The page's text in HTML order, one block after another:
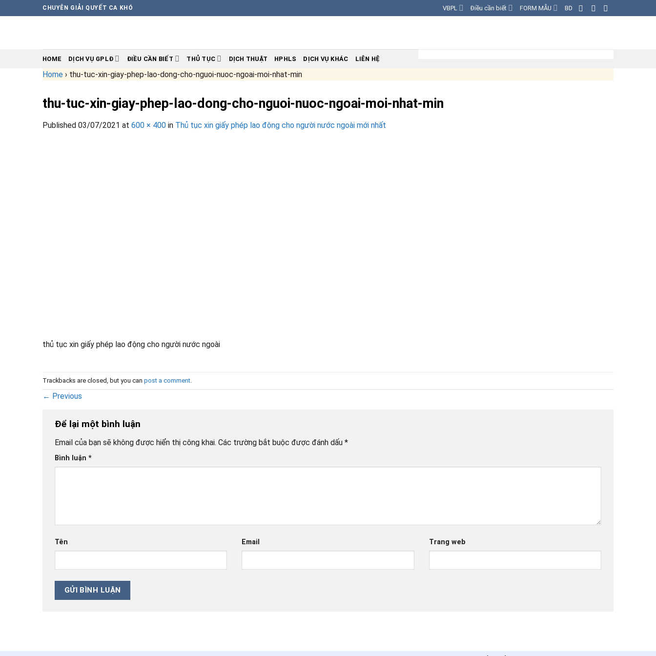
to
CHUYÊN GIẢI QUYẾT CA KHÓ VBPL Điều cần biết FORM MẪU BD
HOME DỊCH VỤ GPLĐ ĐIỀU CẦN BIẾT THỦ TỤC DỊCH THUẬT HPHLS DỊCH VỤ KHÁC LIÊN HỆ
Home › thu-tuc-xin-giay-phep-lao-dong-cho-nguoi-nuoc-ngoai-moi-nhat-min
thu-tuc-xin-giay-phep-lao-dong-cho-nguoi-nuoc-ngoai-moi-nhat-min
Published 03/07/2021 at 600 × 400 in Thủ tục xin giấy phép lao động cho người nước ngoài mới nhất
thủ tục xin giấy phép lao động cho người nước ngoài
Trackbacks are closed, but you can post a comment
← Previous
Để lại một bình luận
Email của bạn sẽ không được hiển thị công khai. Các trường bắt buộc được đánh dấu *
Bình luận *
Tên Email Trang web